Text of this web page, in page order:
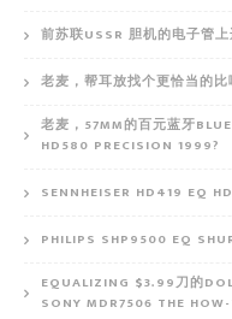
前苏联USSR 胆机的电子管
老麦，帮耳放找个更恰当的比
老麦，57MM的百元蓝牙
HD580 PRECISION 1999?
SENNHEISER HD419 EQ
PHILIPS SHP9500 EQ
EQUALIZING $3.99刀的
SONY MDR7506 THE